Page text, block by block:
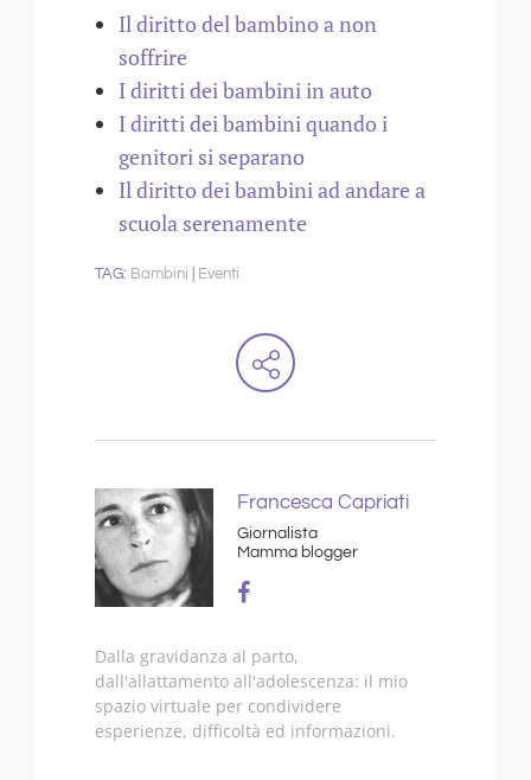
Il diritto del bambino a non
soffrire
I diritti dei bambini in auto
I diritti dei bambini quando i
genitori si separano
Il diritto dei bambini ad andare a
scuola serenamente
Bambini Eventi
Francesca Capriati
Giornalista
Mamma blogger
Dalla gravidanza al parto,
dall'allattamento all'adolescenza: il mio
spazio virtuale per condividere
esperienze, difficoltà ed informazioni.